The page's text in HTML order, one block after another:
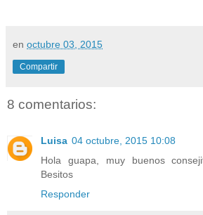
en octubre 03, 2015
Compartir
8 comentarios:
Luisa 04 octubre, 2015 10:08
Hola guapa, muy buenos
Besitos
Responder